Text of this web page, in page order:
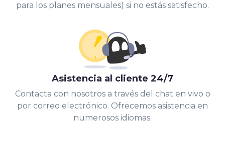
para los planes mensuales) si no estás satisfecho.
Asistencia al cliente 24/7
Contacta con nosotros a través del chat en vivo o
por correo electrónico. Ofrecemos asistencia en
numerosos idiomas.